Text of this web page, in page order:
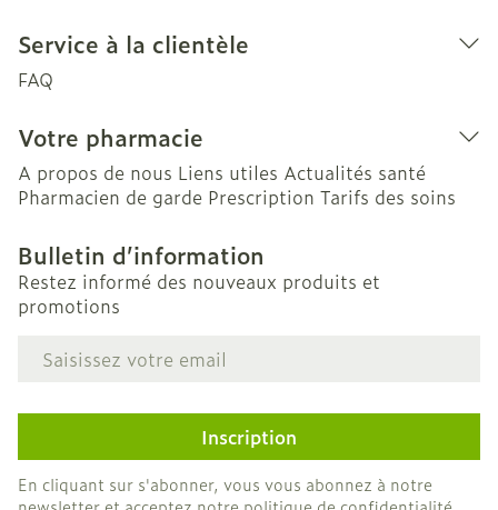
Service à la clientèle
FAQ
Votre pharmacie
A propos de nous Liens utiles Actualités santé
Pharmacien de garde Prescription Tarifs des soins
Bulletin d’information
Restez informé des nouveaux produits et
promotions
Adresse mail
Inscription
En cliquant sur s'abonner, vous vous abonnez à notre